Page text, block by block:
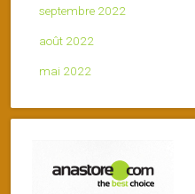
septembre 2022
août 2022
mai 2022